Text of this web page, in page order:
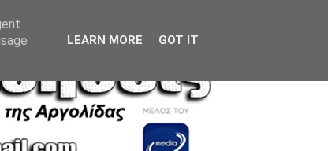
LEARN MORE GOT IT